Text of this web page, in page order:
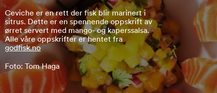
Ceviche er en rett der fisk blir marinert i
sitrus. Dette er en spennende oppskrift av
ørret servert med mango- og kaperssalsa.
Alle våre oppskrifter er hentet fra
godfisk.no
Foto: Tom Haga